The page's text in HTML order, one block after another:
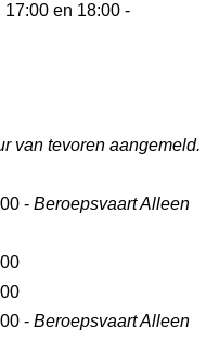
17:00 en 18:00 -
van tevoren aangemeld.
- Beroepsvaart Alleen
- Beroepsvaart Alleen